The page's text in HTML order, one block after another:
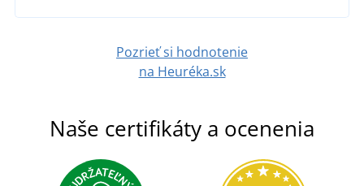
Pozrieť si hodnotenie
na Heuréka.sk
Naše certifikáty a ocenenia